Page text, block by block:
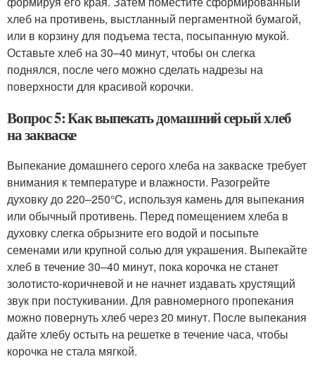
хлеб на противень, выстланный пергаментной бумагой,
или в корзину для подъема теста, посыпанную мукой.
Оставьте хлеб на 30–40 минут, чтобы он слегка
поднялся, после чего можно сделать надрезы на
поверхности для красивой корочки.
Вопрос 5: Как выпекать домашний серый хлеб
на закваске
Выпекание домашнего серого хлеба на закваске требует
внимания к температуре и влажности. Разогрейте
духовку до 220–250°C, используя камень для выпекания
или обычный противень. Перед помещением хлеба в
духовку слегка обрызните его водой и посыпьте
семенами или крупной солью для украшения. Выпекайте
хлеб в течение 30–40 минут, пока корочка не станет
золотисто-коричневой и не начнет издавать хрустящий
звук при постукивании. Для равномерного пропекания
можно повернуть хлеб через 20 минут. После выпекания
дайте хлебу остыть на решетке в течение часа, чтобы
корочка не стала мягкой.